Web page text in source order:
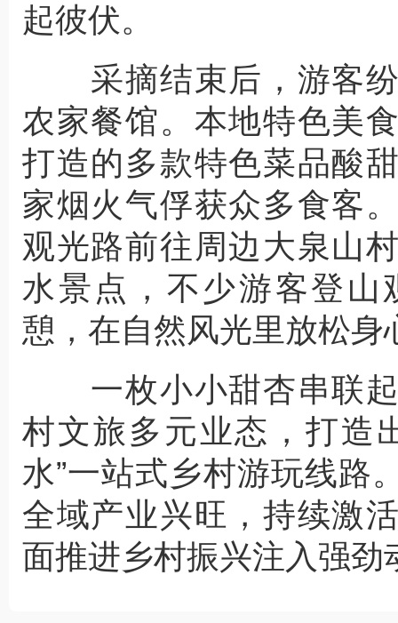
起彼伏。
采摘结束后，游客纷
农家餐馆。本地特色美
打造的多款特色菜品酸
家烟火气俘获众多食客
观光路前往周边大泉山
水景点，不少游客登山
憩，在自然风光里放松身
一枚小小甜杏串联起
村文旅多元业态，打造
水”一站式乡村游玩线路
全域产业兴旺，持续激
面推进乡村振兴注入强劲